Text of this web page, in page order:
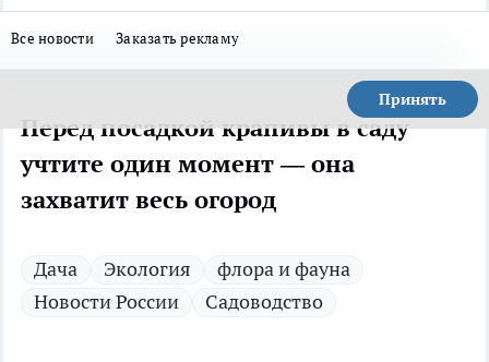
Все новости Заказать рекламу
Принять
Перед посадкой крапивы в саду
учтите один момент — она
захватит весь огород
Дача Экология
флора и фауна
Новости России
Садоводство